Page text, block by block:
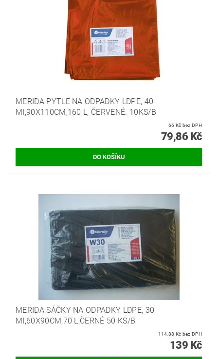
MERIDA PYTLE NA ODPADKY LDPE, 40
MI,90X110CM,160 L, ČERVENÉ. 10KS/B
66 Kč bez DPH
79,86 Kč
MERIDA SÁČKY NA ODPADKY LDPE, 30
MI,60X90CM,70 L,ČERNÉ 50 KS/B
114,88 Kč bez DPH
139 Kč